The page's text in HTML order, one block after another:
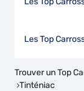
Les Top
Trouver un Top
Tinténiac